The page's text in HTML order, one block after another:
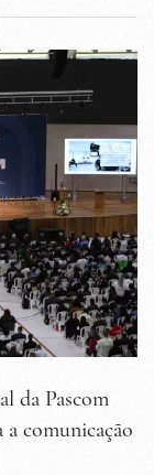
da Pascom
comunicação